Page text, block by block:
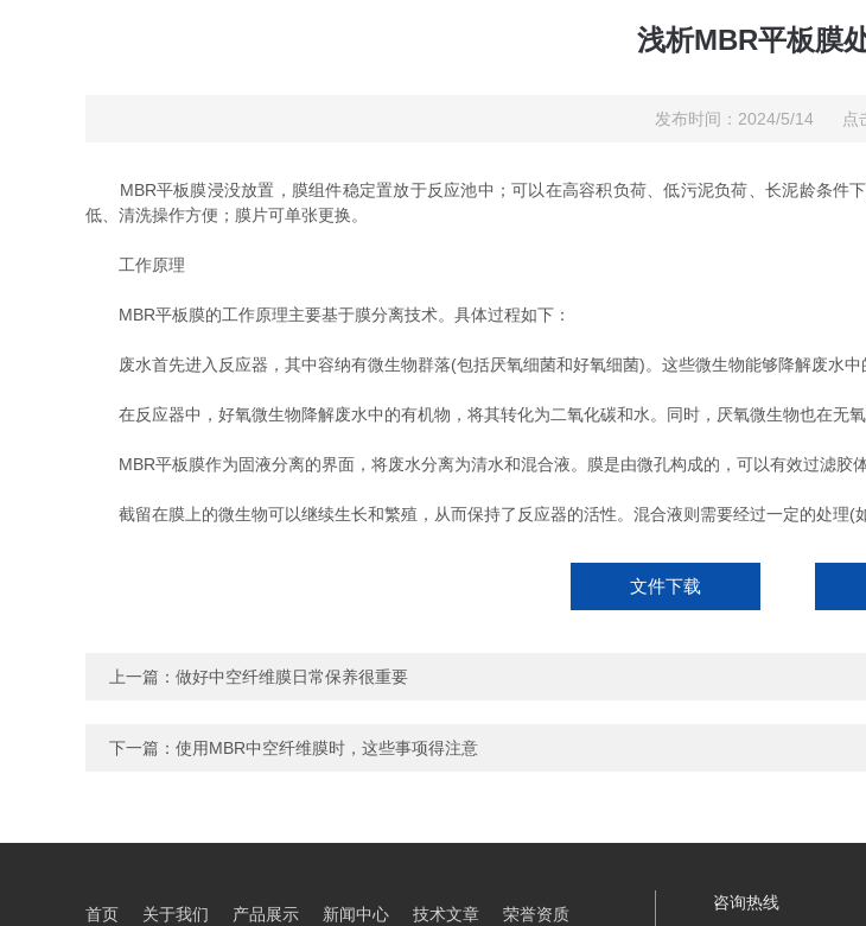
浅析MBR平板膜
发布时间：2024/5/14 点
MBR平板膜浸没放置，膜组件稳定置放于反应池中；可以在高容积负荷、低污泥负荷、长泥龄条件
低、清洗操作方便；膜片可单张更换。
工作原理
MBR平板膜的工作原理主要基于膜分离技术。具体过程如下：
废水首先进入反应器，其中容纳有微生物群落(包括厌氧细菌和好氧细菌)。这些微生物能够降解废水中
在反应器中，好氧微生物降解废水中的有机物，将其转化为二氧化碳和水。同时，厌氧微生物也在无氧
MBR平板膜作为固液分离的界面，将废水分离为清水和混合液。膜是由微孔构成的，可以有效过滤胶
截留在膜上的微生物可以继续生长和繁殖，从而保持了反应器的活性。混合液则需要经过一定的处理(
文件下载
上一篇： 做好中空纤维膜日常保养很重要
下一篇： 使用MBR中空纤维膜时，这些事项得注意
首页 关于我们 产品展示 新闻中心 技术文章 荣誉资质
咨询热线